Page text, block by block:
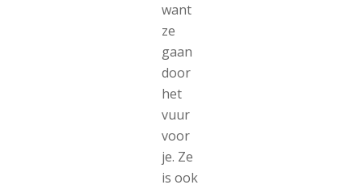
want
ze
gaan
door
het
vuur
voor
je. Ze
is ook